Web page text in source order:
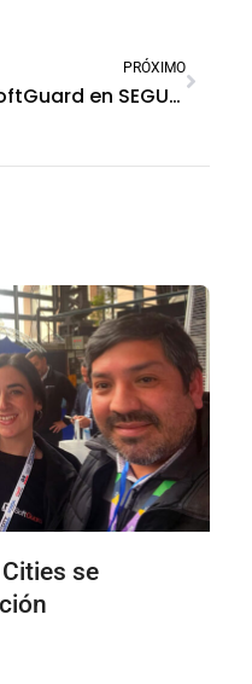
PRÓXIMO
SoftGuard en SEGUREX 2025: la integración como camino hacia una seguridad más inteligente
se